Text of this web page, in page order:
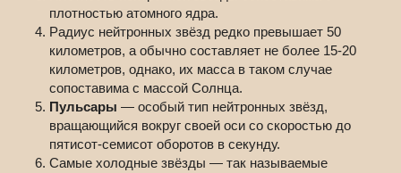
плотностью атомного ядра.
Радиус нейтронных звёзд редко превышает 50
километров, а обычно составляет не более 15-20
километров, однако, их масса в таком случае
сопоставима с массой Солнца.
Пульсары — особый тип нейтронных звёзд,
вращающийся вокруг своей оси со скоростью до
пятисот-семисот оборотов в секунду.
Самые холодные звёзды — так называемые